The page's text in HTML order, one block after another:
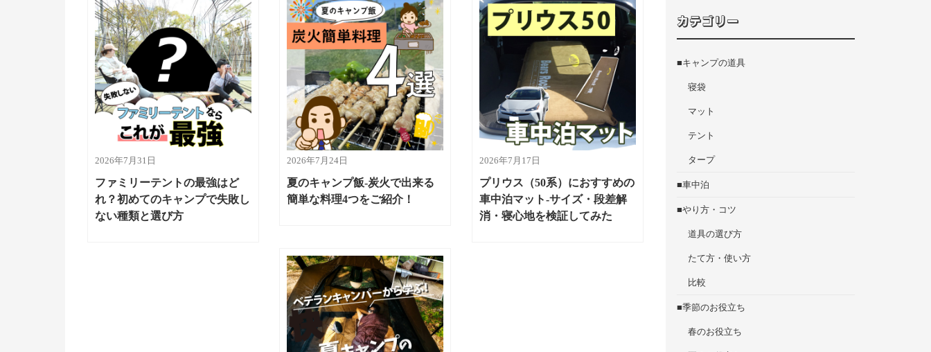
2026年7月31日
ファミリーテントの最強はど
れ？初めてのキャンプで失敗し
ない種類と選び方
2026年7月24日
夏のキャンプ飯-炭火で出来る
簡単な料理4つをご紹介！
2026年7月17日
プリウス（50系）におすすめの
車中泊マット-サイズ・段差解
消・寝心地を検証してみた
カテゴリー
■キャンプの道具
寝袋
マット
テント
タープ
■車中泊
■やり方・コツ
道具の選び方
たて方・使い方
比較
■季節のお役立ち
春のお役立ち